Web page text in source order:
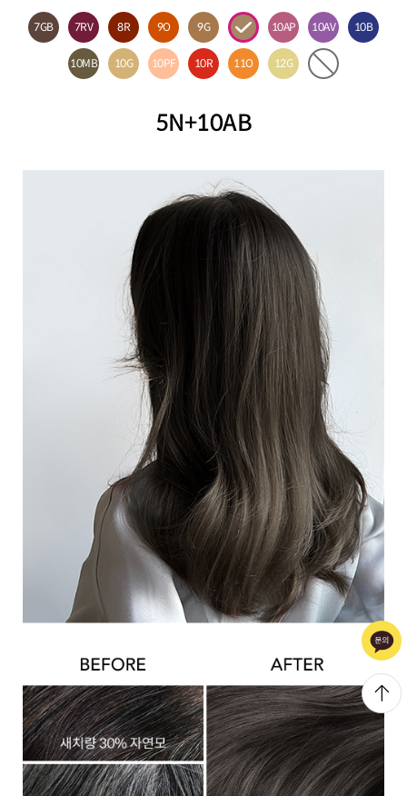
7GB 7RV 8R 9O 9G 10AP 10AV 10B
10MB 10G 10PF 10R 11O 12G
5N+10AB